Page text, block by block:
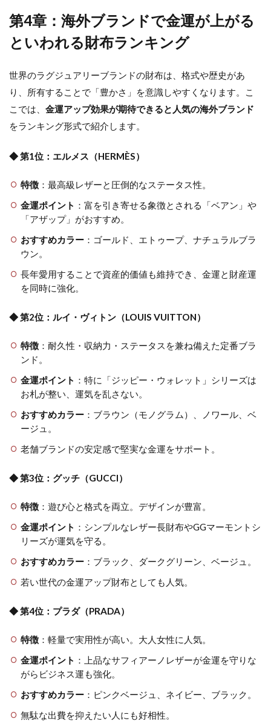
第4章：海外ブランドで金運が上がる
といわれる財布ランキング
世界のラグジュアリーブランドの財布は、格式や歴史があ
り、所有することで「豊かさ」を意識しやすくなります。こ
こでは、 金運アップ効果が期待できると人気の海外ブランド
をランキング形式で紹介します。
◆ 第1位：エルメス（HERMÈS）
特徴：最高級レザーと圧倒的なステータス性。
金運ポイント ：富を引き寄せる象徴とされる「ベアン」や
「アザップ」がおすすめ。
おすすめカラー：ゴールド、エトゥープ、ナチュラルブラ
ウン。
長年愛用することで資産的価値も維持でき、金運と財産運
を同時に強化。
◆ 第2位：ルイ・ヴィトン（LOUIS VUITTON）
特徴：耐久性・収納力・ステータスを兼ね備えた定番ブラ
ンド。
金運ポイント ：特に「ジッピー・ウォレット」シリーズは
お札が整い、運気を乱さない。
おすすめカラー：ブラウン（モノグラム）、ノワール、ベ
ージュ。
老舗ブランドの安定感で堅実な金運をサポート。
◆ 第3位：グッチ（GUCCI）
特徴：遊び心と格式を両立。デザインが豊富。
金運ポイント ：シンプルなレザー長財布やGGマーモントシ
リーズが運気を守る。
おすすめカラー：ブラック、ダークグリーン、ベージュ。
若い世代の金運アップ財布としても人気。
◆ 第4位：プラダ（PRADA）
特徴：軽量で実用性が高い。大人女性に人気。
金運ポイント ：上品なサフィアーノレザーが金運を守りな
がらビジネス運も強化。
おすすめカラー：ピンクベージュ、ネイビー、ブラック。
無駄な出費を抑えたい人にも好相性。